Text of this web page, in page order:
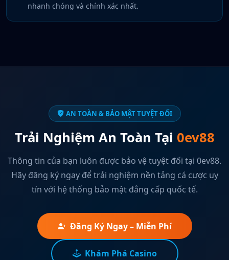
nhanh chóng và chính xác nhất.
AN TOÀN & BẢO MẬT TUYỆT ĐỐI
Trải Nghiệm An Toàn Tại 0ev88
Thông tin của bạn luôn được bảo vệ tuyệt đối tại 0ev88.
Hãy đăng ký ngay để trải nghiệm nền tảng cá cược uy
tín với hệ thống bảo mật đẳng cấp quốc tế.
Đăng Ký Ngay – Miễn Phí
Khám Phá Casino